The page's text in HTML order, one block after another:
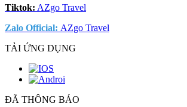
Tiktok: AZgo Travel
Zalo Official: AZgo Travel
TẢI ỨNG DỤNG
ĐÃ THÔNG BÁO